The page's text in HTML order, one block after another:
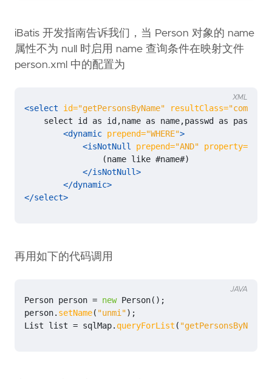
iBatis 开发指南告诉我们，当 Person 对象的 name
属性不为 null 时启用 name 查询条件在映射文件
person.xml 中的配置为
<select id="getPersonsByName" resultClass=
<dynamic prepend="WHERE">
<isNotNull
prepend="AND" property=
</isNotNull>
</dynamic>
</select>
XML
再用如下的代码调用
Person person = new Person();
person. setName( "unmi");
List
list = sqlMap. queryForList ( "getPersonsByName"
JAVA